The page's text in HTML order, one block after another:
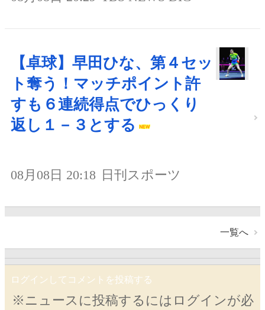
【卓球】早田ひな、第４セッ
ト奪う！マッチポイント許
すも６連続得点でひっくり
返し１－３とする
08月08日 20:18 日刊スポーツ
一覧へ
ログインしてコメントを投稿する
※ニュースに投稿するにはログインが必